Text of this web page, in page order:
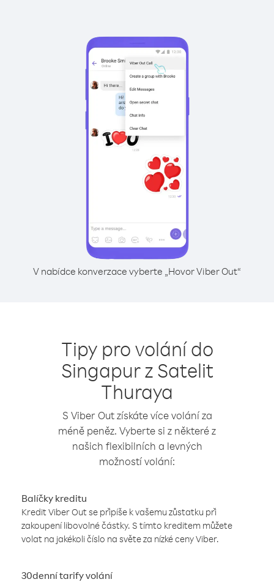
V nabídce konverzace vyberte „Hovor Viber Out“
Tipy pro volání do
Singapur z Satelit
Thuraya
S Viber Out získáte více volání za
méně peněz. Vyberte si z některé z
našich flexibilních a levných
možností volání:
Balíčky kreditu
Kredit Viber Out se připíše k vašemu zůstatku při
zakoupení libovolné částky. S tímto kreditem můžete
volat na jakékoli číslo na světe za nízké ceny Viber.
30denní tarify volání